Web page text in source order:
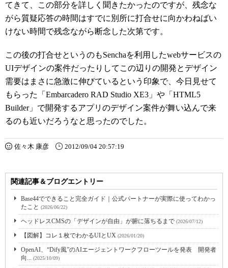
てきて、この部分を詳しく聞きたかったのですが、残念な
がら質疑応答の時間はすでに別所に打合せに向かわねばい
けない時間で残念ながら断念した次第です。
この後の打合せというのもSenchaを利用したwebサービスの
UIデザインの案件だったりしてこの辺りの開発とデザイン
需要はまさに急激に伸びているという印象で、今日見せて
もらった「Embarcadero RAD Studio XE3」や「HTML5
Builder」で開発するアプリのデザイン案件が舞い込んで来
るのも近いだろうなと思ったのでした。
佐々木 康彦 2012/09/04 20:57:19
関連記事＆ブログエントリー
Base44でできること完全ガイド｜公式パートナーが実際に使ってわかっ
たこと (2026/06/22)
ヘッドレスCMSの「デザインが自由」が腑に落ちるまで (2026/07/12)
【図解】コレ１枚でわかるUIとUX (2026/01/20)
OpenAI、“Dify風”のAIエージェントワークフローツールを発表 開発者
向... (2025/10/09)